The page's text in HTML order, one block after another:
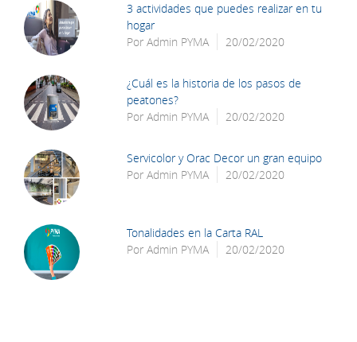
3 actividades que puedes realizar en tu
hogar
PorAdmin PYMA 20/02/2020
¿Cuál es la historia de los pasos de
peatones?
PorAdmin PYMA 20/02/2020
Servicolor y Orac Decor un gran equipo
PorAdmin PYMA 20/02/2020
Tonalidades en la Carta RAL
PorAdmin PYMA 20/02/2020